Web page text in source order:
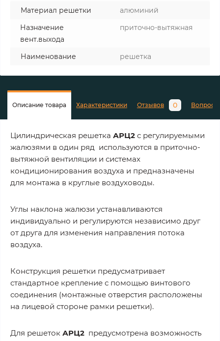
Материал решетки
алюминий
Назначение
вент.выхода
приточно-вытяжная
Наименование решетка
Описание товара Характеристики Отзывов 0 Вопросы
Цилиндрическая решетка АРЦ2 с регулируемыми
жалюзями в один ряд используются в приточно-
вытяжной вентиляции и системах
кондиционирования воздуха и предназначены
для монтажа в круглые воздуховоды.
Углы наклона жалюзи устанавливаются
индивидуально и регулируются независимо друг
от друга для изменения направления потока
воздуха.
Конструкция решетки предусматривает
стандартное крепление с помощью винтового
соединения (монтажные отверстия расположены
на лицевой стороне рамки решетки).
Для решеток АРЦ2 предусмотрена возможность